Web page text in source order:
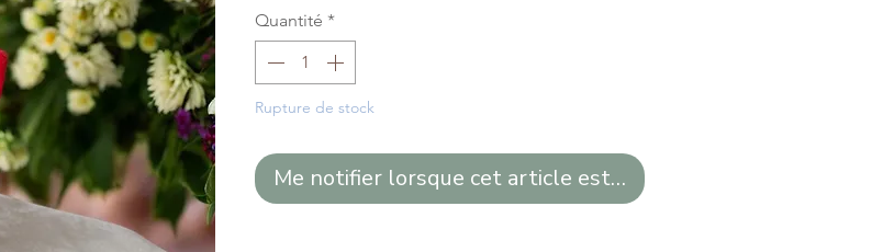
Quantité *
Rupture de stock
Me notifier lorsque cet article est disponible